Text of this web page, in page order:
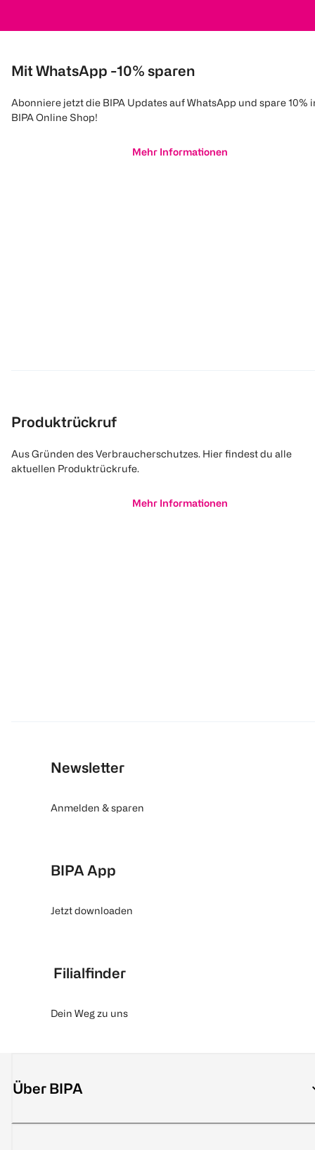
Mit WhatsApp -10% sparen
Abonniere jetzt die BIPA Updates auf WhatsApp und spare 10%
BIPA Online Shop!
Mehr Informationen
Produktrückruf
Aus Gründen des Verbraucherschutzes. Hier findest du alle
aktuellen Produktrückrufe.
Mehr Informationen
Newsletter
Anmelden & sparen
BIPA App
Jetzt downloaden
Filialfinder
Dein Weg zu uns
Über BIPA